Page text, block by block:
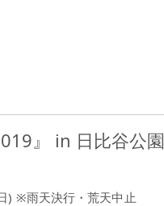
』 in 日比谷公園
) ※雨天決行・荒天中止